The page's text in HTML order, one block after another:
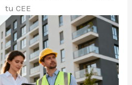
tu CEE